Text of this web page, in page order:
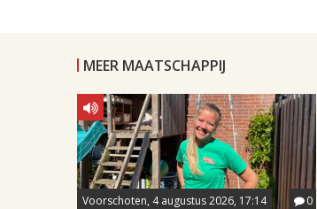
MEER MAATSCHAPPIJ
Voorschoten, 4 augustus 2026, 17:14 0